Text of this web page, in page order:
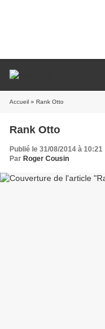
Accueil » Rank Otto
Rank Otto
Publié le 31/08/2014 à 10:21
Par Roger Cousin